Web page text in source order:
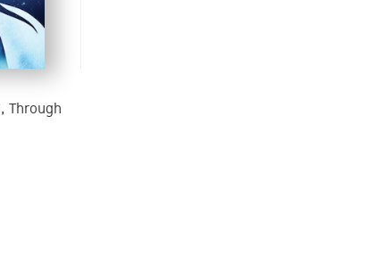
Through